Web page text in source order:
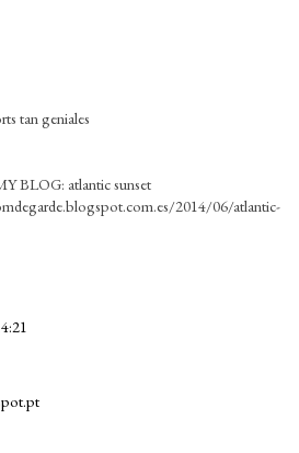
tan geniales
BLOG: atlantic sunset
2014/06/atlantic-